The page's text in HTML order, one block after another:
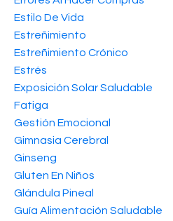
Estilo De Vida
Estreñimiento
Estreñimiento Crónico
Estrés
Exposición Solar Saludable
Fatiga
Gestión Emocional
Gimnasia Cerebral
Ginseng
Gluten En Niños
Glándula Pineal
Guía Alimentación Saludable